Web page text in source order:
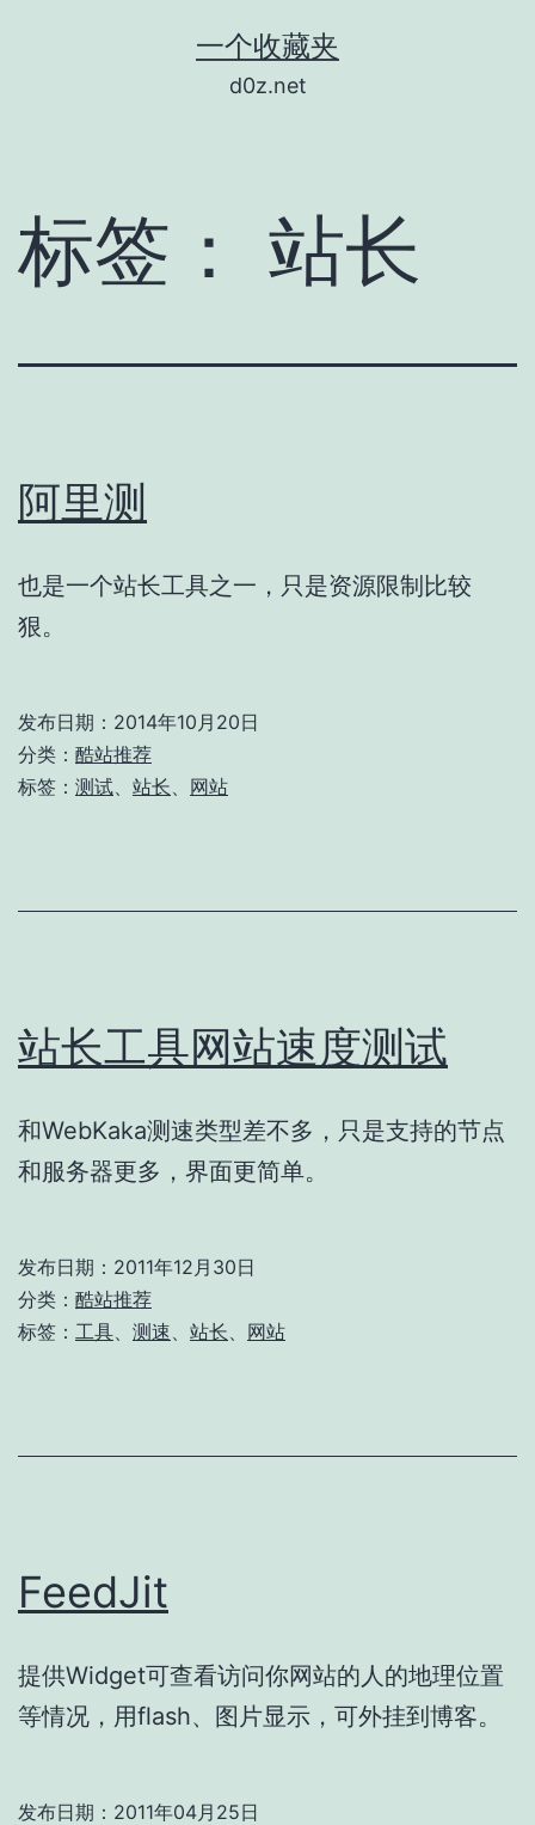
一个收藏夹
d0z.net
标签： 站长
阿里测
也是一个站长工具之一，只是资源限制比较
狠。
发布日期： 2014年10月20日
分类： 酷站推荐
标签： 测试 站长 网站
站长工具网站速度测试
和WebKaka测速类型差不多，只是支持的节点
和服务器更多，界面更简单。
发布日期： 2011年12月30日
分类： 酷站推荐
标签： 工具 测速 站长 网站
FeedJit
提供Widget可查看访问你网站的人的地理位置
等情况，用flash、图片显示，可外挂到博客。
发布日期： 2011年04月25日